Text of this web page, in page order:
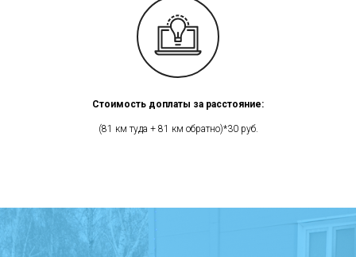
Стоимость доплаты за расстояние:
(81 км туда + 81 км обратно)*30 руб.